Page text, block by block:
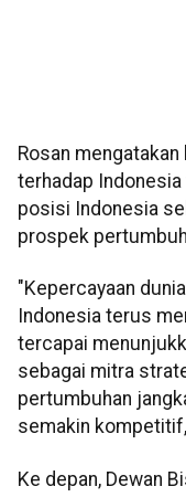
Rosan
terhadap
posisi Indonesia
prospek
"Kepercayaan
Indonesia terus
tercapai
sebagai mitra
pertumbuhan
semakin
Ke depan, Dewan